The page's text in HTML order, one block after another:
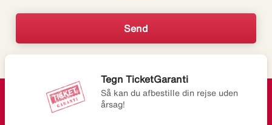
Tegn TicketGaranti
Så kan du afbestille din rejse uden
årsag!